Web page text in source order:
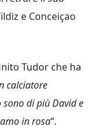
e Conceiçao
Tudor che ha
calciatore
di più David e
in rosa“.